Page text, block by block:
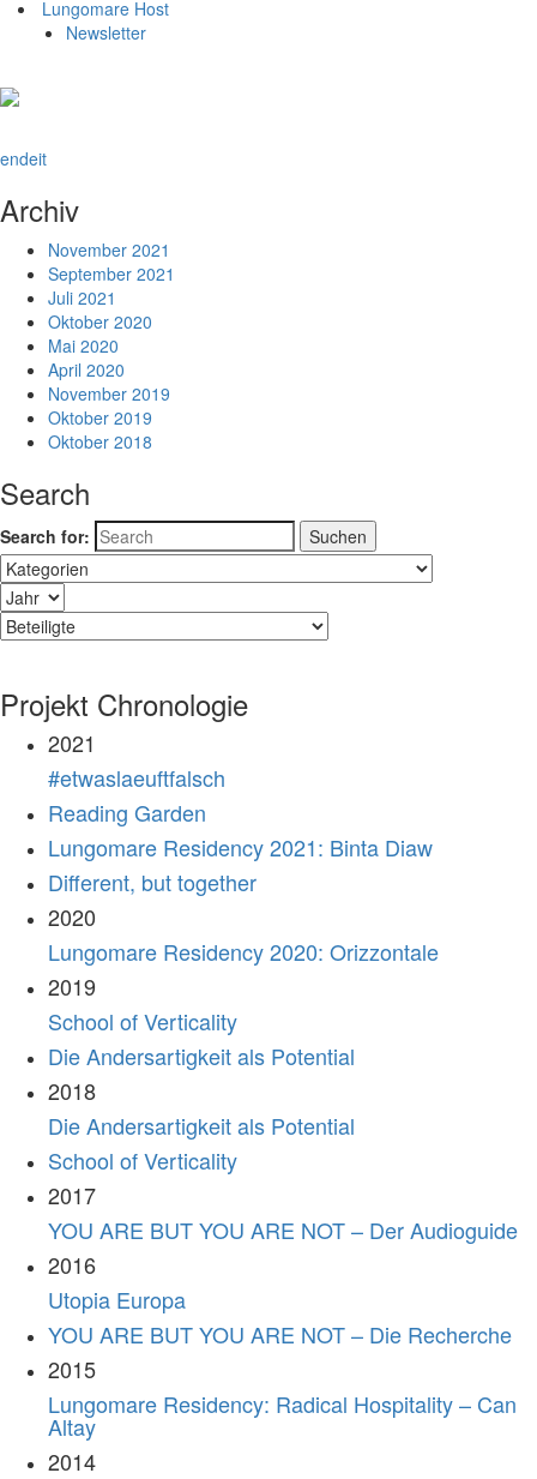
Lungomare Host
Newsletter
endeit
Archiv
November 2021
September 2021
Juli 2021
Oktober 2020
Mai 2020
April 2020
November 2019
Oktober 2019
Oktober 2018
Search
Search for:
Projekt Chronologie
2021
#etwaslaeuftfalsch
Reading Garden
Lungomare Residency 2021: Binta Diaw
Different, but together
2020
Lungomare Residency 2020: Orizzontale
2019
School of Verticality
Die Andersartigkeit als Potential
2018
Die Andersartigkeit als Potential
School of Verticality
2017
YOU ARE BUT YOU ARE NOT – Der Audioguide
2016
Utopia Europa
YOU ARE BUT YOU ARE NOT – Die Recherche
2015
Lungomare Residency: Radical Hospitality – Can
Altay
2014